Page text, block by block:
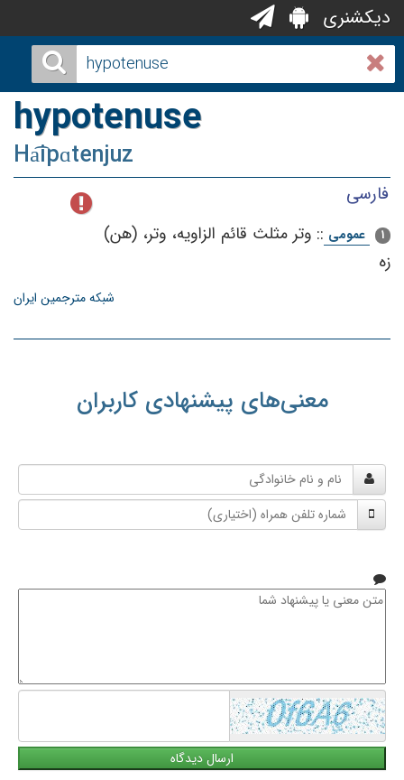
دیکشنری
hypotenuse
Ha͡ipɑtenjuz
فارسی
1 عمومی :: وتر مثلث‌ قائم‌ الزاویه‌، وتر، (هن)
زه‌
شبکه مترجمین ایران
معنی‌های پیشنهادی کاربران
و
نام
خانوادگی
شماره
تلفن
متن